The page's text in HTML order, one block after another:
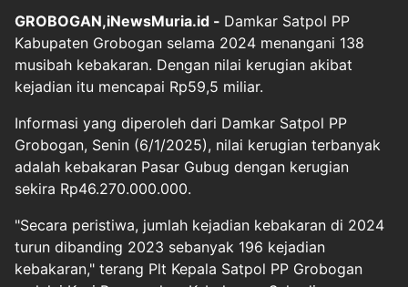
GROBOGAN,iNewsMuria.id - Damkar Satpol PP
Kabupaten Grobogan selama 2024 menangani 138
musibah kebakaran. Dengan nilai kerugian akibat
kejadian itu mencapai Rp59,5 miliar.
Informasi yang diperoleh dari Damkar Satpol PP
Grobogan, Senin (6/1/2025), nilai kerugian terbanyak
adalah kebakaran Pasar Gubug dengan kerugian
sekira Rp46.270.000.000.
"Secara peristiwa, jumlah kejadian kebakaran di 2024
turun dibanding 2023 sebanyak 196 kejadian
kebakaran," terang Plt Kepala Satpol PP Grobogan